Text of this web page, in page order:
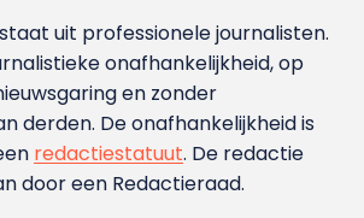
uit professionele journalisten.
onafhankelijkheid, op
en zonder
derden. De onafhankelijkheid is
redactiestatuut. De redactie
door een Redactieraad.